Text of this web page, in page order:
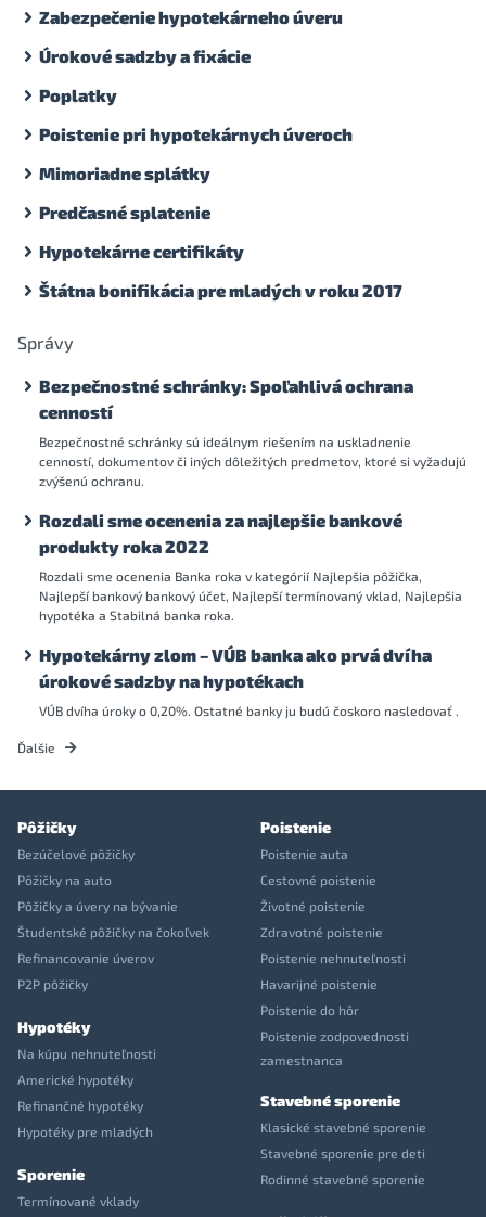
Zabezpečenie hypotekárneho úveru
Úrokové sadzby a fixácie
Poplatky
Poistenie pri hypotekárnych úveroch
Mimoriadne splátky
Predčasné splatenie
Hypotekárne certifikáty
Štátna bonifikácia pre mladých v roku 2017
Správy
Bezpečnostné schránky: Spoľahlivá ochrana
cenností
Bezpečnostné schránky sú ideálnym riešením na uskladnenie
cenností, dokumentov či iných dôležitých predmetov, ktoré si vyžadujú
zvýšenú ochranu.
Rozdali sme ocenenia za najlepšie bankové
produkty roka 2022
Rozdali sme ocenenia Banka roka v kategórií Najlepšia pôžička,
Najlepší bankový bankový účet, Najlepší termínovaný vklad, Najlepšia
hypotéka a Stabilná banka roka.
Hypotekárny zlom – VÚB banka ako prvá dvíha
úrokové sadzby na hypotékach
VÚB dvíha úroky o 0,20%. Ostatné banky ju budú čoskoro nasledovať .
Ďalšie
Pôžičky
Bezúčelové pôžičky
Pôžičky na auto
Pôžičky a úvery na bývanie
Študentské pôžičky na čokoľvek
Refinancovanie úverov
P2P pôžičky
Hypotéky
Na kúpu nehnuteľnosti
Americké hypotéky
Refinančné hypotéky
Hypotéky pre mladých
Sporenie
Termínované vklady
Poistenie
Poistenie auta
Cestovné poistenie
Životné poistenie
Zdravotné poistenie
Poistenie nehnuteľnosti
Havarijné poistenie
Poistenie do hôr
Poistenie zodpovednosti
zamestnanca
Stavebné sporenie
Klasické stavebné sporenie
Stavebné sporenie pre deti
Rodinné stavebné sporenie